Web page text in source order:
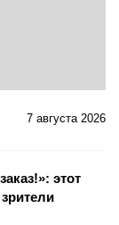
7 августа 2026
этот